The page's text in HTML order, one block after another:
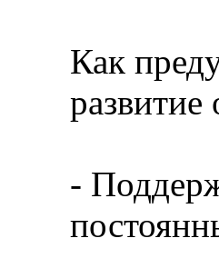
Как
развитие
-